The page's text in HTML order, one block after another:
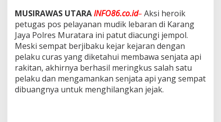
s
i
K
e
t
u
p
a
t
MUSIRAWAS UTARAINFO86.co.id– Aksi heroik
petugas pos pelayanan mudik lebaran di Karang
Jaya Polres Muratara ini patut diacungi jempol.
Meski sempat berjibaku kejar kejaran dengan
pelaku curas yang diketahui membawa senjata api
rakitan, akhirnya berhasil meringkus salah satu
pelaku dan mengamankan senjata api yang sempat
dibuangnya untuk menghilangkan jejak.